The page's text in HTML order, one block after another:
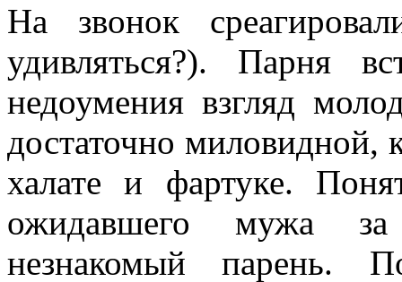
На звонок
удивляться?). Парня
недоумения взгляд
достаточно миловидной,
халате и фартуке.
ожидавшего мужа
незнакомый парень.